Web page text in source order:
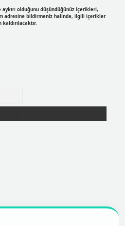
olduğunu düşündüğünüz içerikleri,
adresine bildirmeniz halinde, ilgili içerikler